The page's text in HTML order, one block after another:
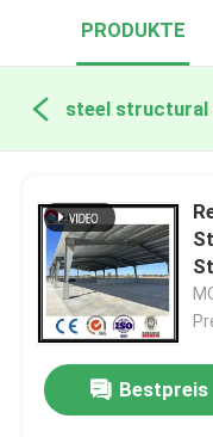
PRODUKTE
Bestpreis